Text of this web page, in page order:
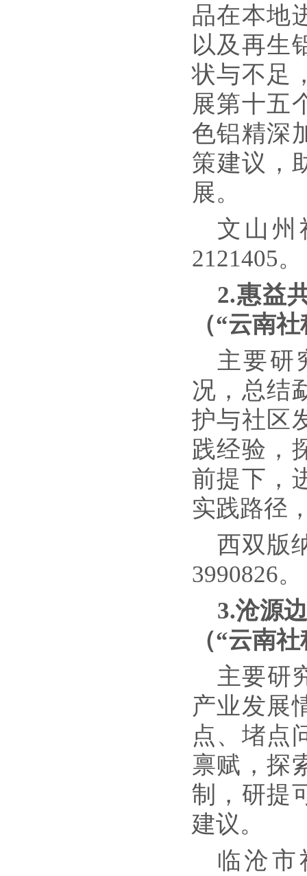
品在本地
以及再生
状与不足
展第十五
色铝精深
策建议，
展。
文山州
2121405。
2.惠益
（“云南
主要研
况，总结
护与社区
践经验，
前提下，
实践路径
西双版
3990826。
3.沧源
（“云南
主要研
产业发展
点、堵点
禀赋，探
制，研提
建议。
临沧